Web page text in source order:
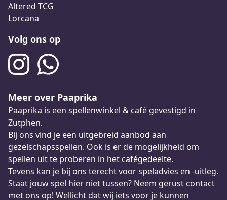
Altered TCG
Lorcana
Volg ons op
Meer over Paaprika
Paaprika is een spellenwinkel & café gevestigd in
Zutphen.
Bij ons vind je een uitgebreid aanbod aan
gezelschapsspellen. Ook is er de mogelijkheid om
spellen uit te proberen in het cafégedeelte.
Tevens kan je bij ons terecht voor speladvies en -uitleg.
Staat jouw spel hier niet tussen? Neem gerust contact
met ons op! Wellicht dat wij iets voor je kunnen